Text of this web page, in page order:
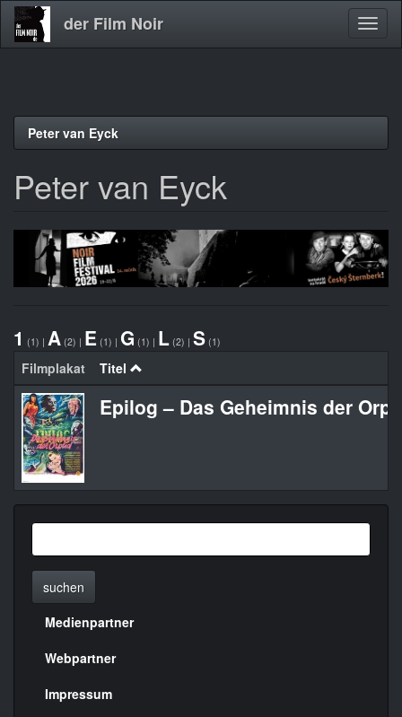
Direkt
der Film Noir
Peter van Eyck
Peter van Eyck
1 (1) | A (2) | E (1) | G (1) | L (2) | S (1)
Filmplakat Titel
Epilog – Das Geheimnis der
suchen
Menülinks
rechte
Seite
Medienpartner
Webpartner
Impressum